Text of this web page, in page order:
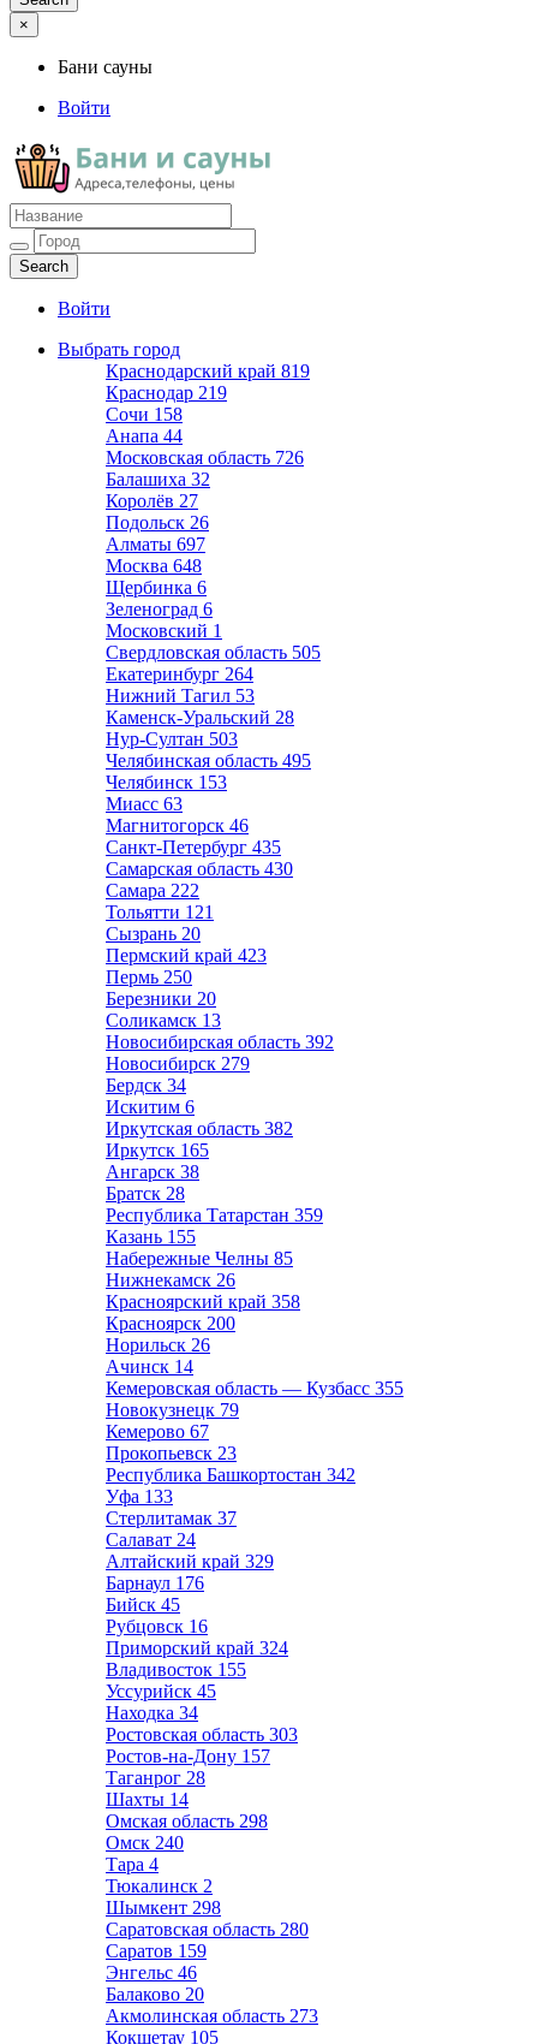
×
Бани сауны
Войти
Бани сауны
Адреса и телефоны
Войти
Выбрать город
Краснодарский край 819
Краснодар 219
Сочи 158
Анапа 44
Московская область 726
Балашиха 32
Королёв 27
Подольск 26
Алматы 697
Москва 648
Щербинка 6
Зеленоград 6
Московский 1
Свердловская область 505
Екатеринбург 264
Нижний Тагил 53
Каменск-Уральский 28
Нур-Султан 503
Челябинская область 495
Челябинск 153
Миасс 63
Магнитогорск 46
Санкт-Петербург 435
Самарская область 430
Самара 222
Тольятти 121
Сызрань 20
Пермский край 423
Пермь 250
Березники 20
Соликамск 13
Новосибирская область 392
Новосибирск 279
Бердск 34
Искитим 6
Иркутская область 382
Иркутск 165
Ангарск 38
Братск 28
Республика Татарстан 359
Казань 155
Набережные Челны 85
Нижнекамск 26
Красноярский край 358
Красноярск 200
Норильск 26
Ачинск 14
Кемеровская область — Кузбасс 355
Новокузнецк 79
Кемерово 67
Прокопьевск 23
Республика Башкортостан 342
Уфа 133
Стерлитамак 37
Салават 24
Алтайский край 329
Барнаул 176
Бийск 45
Рубцовск 16
Приморский край 324
Владивосток 155
Уссурийск 45
Находка 34
Ростовская область 303
Ростов-на-Дону 157
Таганрог 28
Шахты 14
Омская область 298
Омск 240
Тара 4
Тюкалинск 2
Шымкент 298
Саратовская область 280
Саратов 159
Энгельс 46
Балаково 20
Акмолинская область 273
Кокшетау 105